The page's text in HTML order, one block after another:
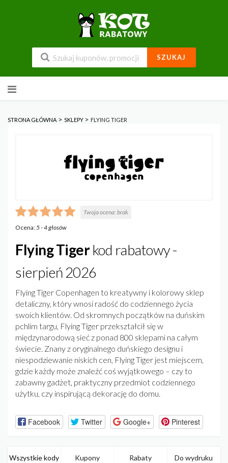
SZUKAJ
do
STRONA GŁÓWNA > SKLEPY > FLYING TIGER
Twoja ocena:brak
Ocena:5-4głosów
Flying Tigerkod rabatowy -
sierpień 2026
Flying Tiger Copenhagen to kreatywny i kolorowy sklep
detaliczny, który wnosi radość do codziennego życia
swoich klientów. Od skromnych początków na duńskim
pchlim targu, Flying Tiger przekształcił się w
międzynarodową sieć z ponad 800 sklepami na całym
świecie. Znany z oryginalnego duńskiego designu i
niespodziewanie niskich cen, Flying Tiger jest miejscem,
gdzie każdy może znaleźć coś wyjątkowego – czy to
zabawny gadżet, praktyczny przedmiot codziennego
użytku, czy inspirującą dekorację do domu.
Facebook Twitter Google+ Pinterest
Wszystkie kody Kupony Rabaty Do wydruku